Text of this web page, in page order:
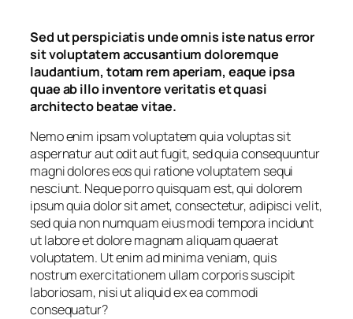
Sed ut perspiciatis unde omnis iste natus error
sit voluptatem accusantium doloremque
laudantium, totam rem aperiam, eaque ipsa
quae ab illo inventore veritatis et quasi
architecto beatae vitae.
Nemo enim ipsam voluptatem quia voluptas sit
aspernatur aut odit aut fugit, sed quia consequuntur
magni dolores eos qui ratione voluptatem sequi
nesciunt. Neque porro quisquam est, qui dolorem
ipsum quia dolor sit amet, consectetur, adipisci velit,
sed quia non numquam eius modi tempora incidunt
ut labore et dolore magnam aliquam quaerat
voluptatem. Ut enim ad minima veniam, quis
nostrum exercitationem ullam corporis suscipit
laboriosam, nisi ut aliquid ex ea commodi
consequatur?